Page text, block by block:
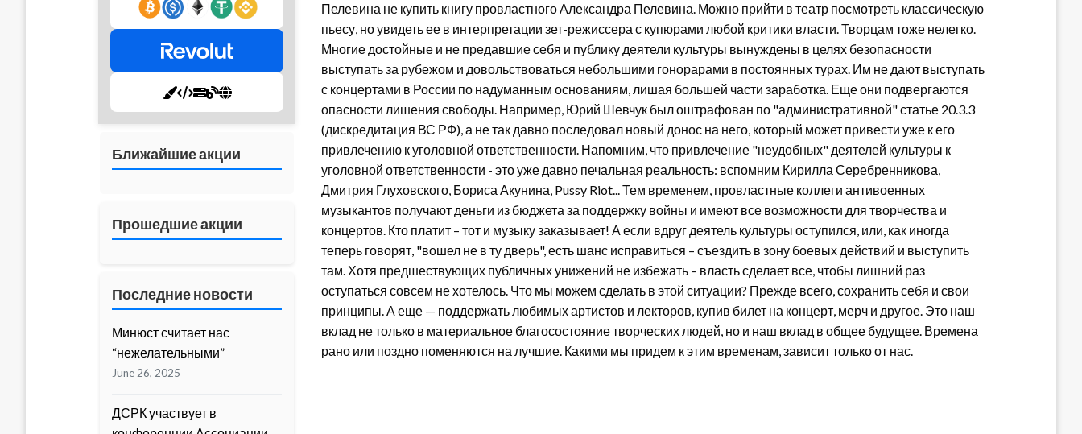
Пелевина не купить книгу провластного Александра Пелевина. Можно прийти в театр посмотреть классическую
пьесу, но увидеть ее в интерпретации зет-режиссера с купюрами любой критики власти. Творцам тоже нелегко.
Многие достойные и не предавшие себя и публику деятели культуры вынуждены в целях безопасности
выступать за рубежом и довольствоваться небольшими гонорарами в постоянных турах. Им не дают выступать
с концертами в России по надуманным основаниям, лишая большей части заработка. Еще они подвергаются
опасности лишения свободы. Например, Юрий Шевчук был оштрафован по "административной" статье 20.3.3
(дискредитация ВС РФ), а не так давно последовал новый донос на него, который может привести уже к его
привлечению к уголовной ответственности. Напомним, что привлечение "неудобных" деятелей культуры к
уголовной ответственности - это уже давно печальная реальность: вспомним Кирилла Серебренникова,
Дмитрия Глуховского, Бориса Акунина, Pussy Riot... Тем временем, провластные коллеги антивоенных
музыкантов получают деньги из бюджета за поддержку войны и имеют все возможности для творчества и
концертов. Кто платит – тот и музыку заказывает! А если вдруг деятель культуры оступился, или, как иногда
теперь говорят, "вошел не в ту дверь", есть шанс исправиться – съездить в зону боевых действий и выступить
там. Хотя предшествующих публичных унижений не избежать – власть сделает все, чтобы лишний раз
оступаться совсем не хотелось. Что мы можем сделать в этой ситуации? Прежде всего, сохранить себя и свои
принципы. А еще — поддержать любимых артистов и лекторов, купив билет на концерт, мерч и другое. Это наш
вклад не только в материальное благосостояние творческих людей, но и наш вклад в общее будущее. Времена
рано или поздно поменяются на лучшие. Какими мы придем к этим временам, зависит только от нас.
Ближайшие акции
Прошедшие акции
Последние новости
Минюст считает нас
“нежелательными”
June 26, 2025
ДСРК участвует в